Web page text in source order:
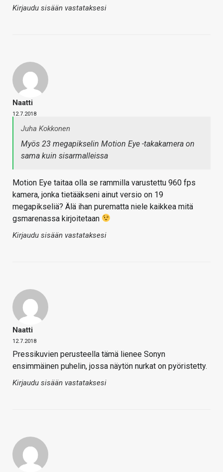
Kirjaudu sisään vastataksesi
Naatti
12.7.2018
Juha Kokkonen
Myös 23 megapikselin Motion Eye -takakamera on
sama kuin sisarmalleissa
Motion Eye taitaa olla se rammilla varustettu 960 fps
kamera, jonka tietääkseni ainut versio on 19
megapikseliä? Älä ihan purematta niele kaikkea mitä
gsmarenassa kirjoitetaan
Kirjaudu sisään vastataksesi
Naatti
12.7.2018
Pressikuvien perusteella tämä lienee Sonyn
ensimmäinen puhelin, jossa näytön nurkat on pyöristetty.
Kirjaudu sisään vastataksesi